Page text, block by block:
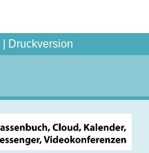
Druckversion